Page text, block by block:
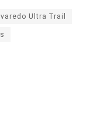
Ultra Trail